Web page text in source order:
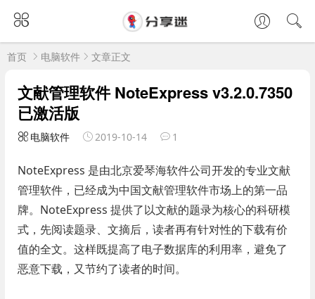
首页 电脑软件 文章正文
文献管理软件 NoteExpress v3.2.0.7350
已激活版
电脑软件 2019-10-14 1
NoteExpress 是由北京爱琴海软件公司开发的专业文献
管理软件，已经成为中国文献管理软件市场上的第一品
牌。NoteExpress 提供了以文献的题录为核心的科研模
式，先阅读题录、文摘后，读者再有针对性的下载有价
值的全文。这样既提高了电子数据库的利用率，避免了
恶意下载，又节约了读者的时间。